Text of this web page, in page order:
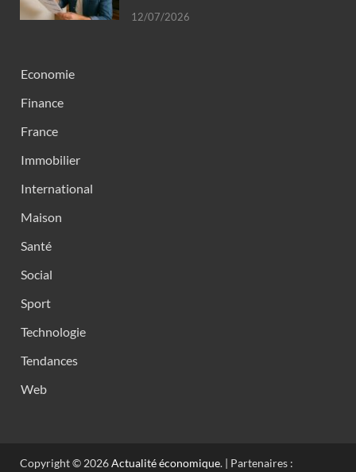
12/07/2026
Economie
Finance
France
Immobilier
International
Maison
Santé
Social
Sport
Technologie
Tendances
Web
Copyright © 2026Actualité économique. | Partenaires :